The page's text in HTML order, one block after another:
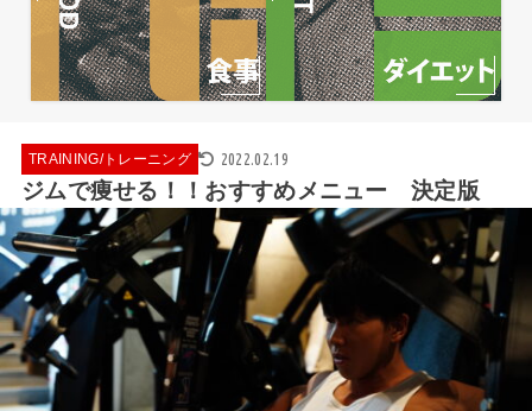
TRAINING/トレーニング 2022.02.19
ジムで痩せる！！おすすめメニュー 決定版